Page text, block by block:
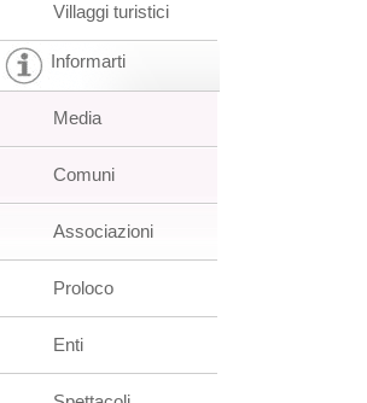
Villaggi turistici
Informarti
Media
Comuni
Associazioni
Proloco
Enti